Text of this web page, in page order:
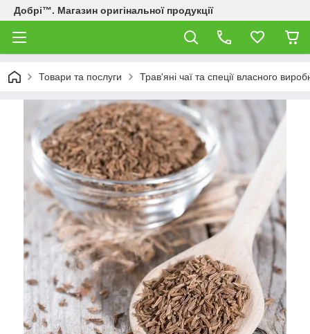
Добрі™. Магазин оригінальної продукції
Товари та послуги Трав'яні чаї та спеції власного